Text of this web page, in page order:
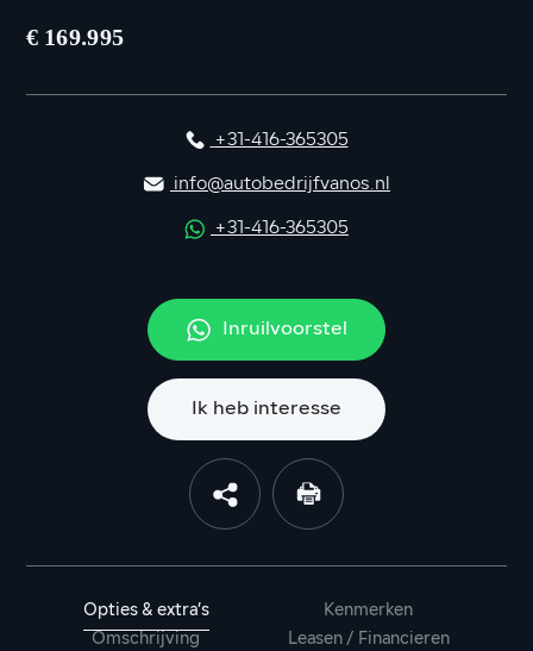
€ 169.995
+31-416-365305
info@autobedrijfvanos.nl
+31-416-365305
Inruilvoorstel
Ik heb interesse
Opties & extra’s
Kenmerken
Omschrijving
Leasen / Financieren